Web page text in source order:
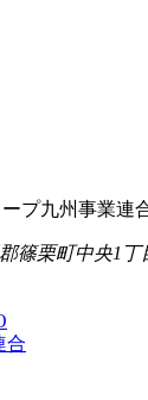
プ九州事業連
篠栗町中央1丁
合